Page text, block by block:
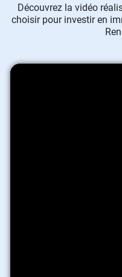
Découvrez la vidéo
choisir pour investir en